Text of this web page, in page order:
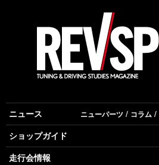
ニュース ニューパーツ コラム
ショップガイド
走行会情報